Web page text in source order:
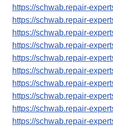
https://schwab.repair-
https://schwab.repair-
https://schwab.repair-
https://schwab.repair-
https://schwab.repair-
https://schwab.repair-
https://schwab.repair-
https://schwab.repair-
https://schwab.repair-
https://schwab.repair-